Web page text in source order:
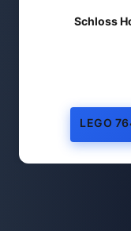
Schloss
LEGO